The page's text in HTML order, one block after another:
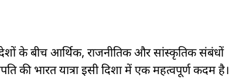
के बीच आर्थिक, राजनीतिक और सांस्कृतिक संबंधों
की भारत यात्रा इसी दिशा में एक महत्वपूर्ण कदम है।